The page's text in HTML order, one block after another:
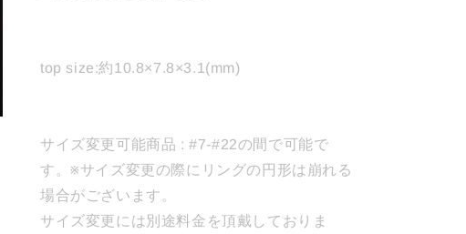
top size:約10.8×7.8×3.1(mm)
サイズ変更可能商品 : #7-#22の間で可能で
す。※サイズ変更の際にリングの円形は崩れる
場合がございます。
サイズ変更には別途料金を頂戴しておりま